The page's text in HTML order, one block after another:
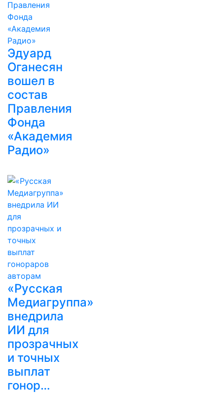
Эдуард
Оганесян
вошел в
состав
Правления
Фонда
«Академия
Радио»
«Русская
Медиагруппа»
внедрила
ИИ для
прозрачных
и точных
выплат
гонор…